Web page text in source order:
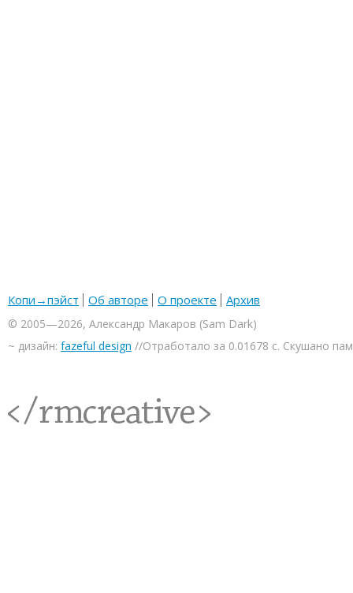
Копи→пэйст Об авторе О проекте Архив
© 2005—2026, Александр Макаров (Sam Dark)
~ дизайн: fazeful design //Отработало за 0.01678 с. Скушано
<rmcreative/>